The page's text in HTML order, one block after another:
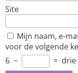
Site
Mijn naam, e-
voor de volgende
6 − = drie